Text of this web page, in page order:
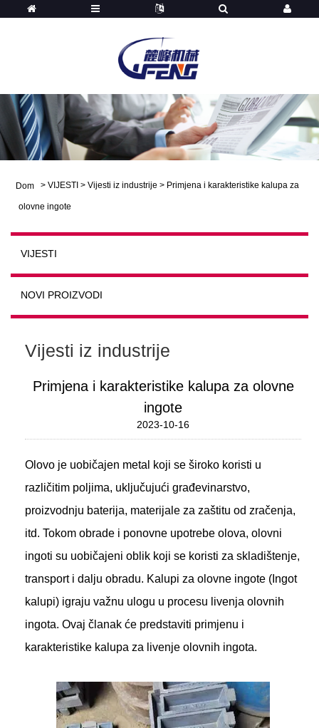
Dom > VIJESTI > Vijesti iz industrije > Primjena i karakteristike kalupa za
olovne ingote
VIJESTI
NOVI PROIZVODI
Vijesti iz industrije
Primjena i karakteristike kalupa za olovne
ingote
2023-10-16
Olovo je uobičajen metal koji se široko koristi u
različitim poljima, uključujući građevinarstvo,
proizvodnju baterija, materijale za zaštitu od zračenja,
itd. Tokom obrade i ponovne upotrebe olova, olovni
ingoti su uobičajeni oblik koji se koristi za skladištenje,
transport i dalju obradu. Kalupi za olovne ingote (Ingot
kalupi) igraju važnu ulogu u procesu livenja olovnih
ingota. Ovaj članak će predstaviti primjenu i
karakteristike kalupa za livenje olovnih ingota.